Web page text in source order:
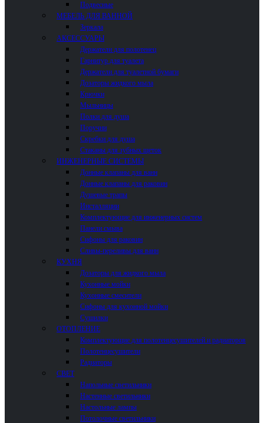
Подвесные
МЕБЕЛЬ ДЛЯ ВАННОЙ
Зеркала
АКСЕССУАРЫ
Держатели для полотенец
Гарнитур для туалета
Держатели для туалетной бумаги
Дозаторы жидкого мыла
Крючки
Мыльницы
Полки для душа
Поручни
Скребки для душа
Стаканы для зубных щеток
ИНЖЕНЕРНЫЕ СИСТЕМЫ
Донные клапаны для ванн
Донные клапаны для раковин
Душевые трапы
Инсталляции
Комплектующие для инженерных систем
Панели смыва
Сифоны для раковин
Сливы-переливы для ванн
КУХНЯ
Дозаторы для жидкого мыла
Кухонные мойки
Кухонные смесители
Сифоны для кухонной мойки
Сушилки
ОТОПЛЕНИЕ
Комплектующие для полотенцесушителей и радиаторов
Полотенцесушители
Радиаторы
СВЕТ
Напольные светильники
Настенные светильники
Настольные лампы
Потолочные светильники